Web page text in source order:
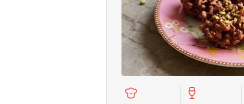
Dolci Pasqua
San Valentino